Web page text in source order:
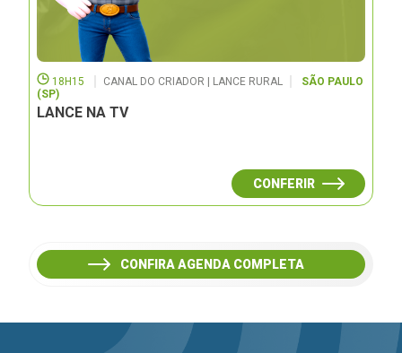
18H15 CANAL DO CRIADOR | LANCE RURAL
SÃO PAULO
(SP)
LANCE NA TV
CONFERIR
CONFIRA AGENDA COMPLETA